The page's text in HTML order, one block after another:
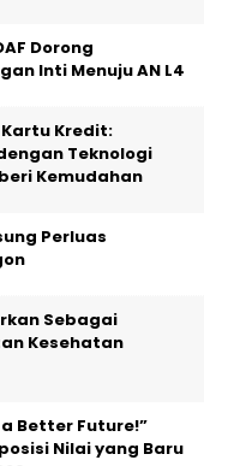
Dorong
Inti Menuju AN L4
Kartu Kredit:
Teknologi
Kemudahan
Perluas
Sebagai
Kesehatan
Better Future!”
Nilai yang Baru